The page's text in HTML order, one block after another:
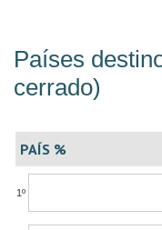
Países
cerrado)
PAÍS %
1º